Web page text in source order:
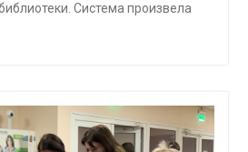
Система произвела